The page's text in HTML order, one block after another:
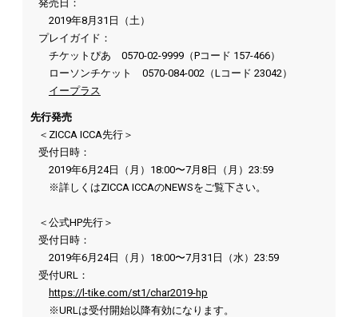
発売日：
2019年8月31日（土）
プレイガイド：
チケットぴあ 0570-02-9999（Pコード 157-466）
ローソンチケット 0570-084-002（Lコード 23042）
イープラス
先行発売
＜ZICCA ICCA先行＞
受付日時：
2019年6月24日（月）18:00〜7月8日（月）23:59
※詳しくはZICCA ICCAのNEWSをご覧下さい。
＜公式HP先行＞
受付日時：
2019年6月24日（月）18:00〜7月31日（水）23:59
受付URL：
https://l-tike.com/st1/char2019-hp
※URLは受付開始以降有効になります。